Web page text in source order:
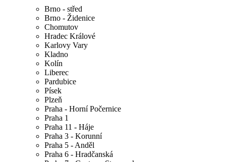
Brno - střed
Brno - Židenice
Chomutov
Hradec Králové
Karlovy Vary
Kladno
Kolín
Liberec
Pardubice
Písek
Plzeň
Praha - Horní Počernice
Praha 1
Praha 11 - Háje
Praha 3 - Korunní
Praha 5 - Anděl
Praha 6 - Hradčanská